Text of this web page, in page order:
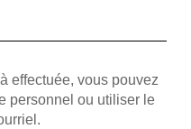
effectuée, vous pouvez
personnel ou utiliser le